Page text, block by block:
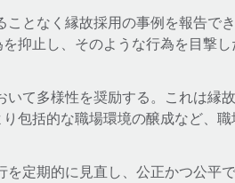
ことなく縁故採用の事例を報告で
抑止し、そのような行為を目撃
いて多様性を奨励する。これは縁
包括的な職場環境の醸成など、
を定期的に見直し、公正かつ公平